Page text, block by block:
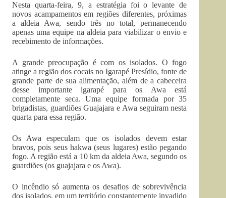
Nesta quarta-feira, 9, a estratégia foi o levante de
novos acampamentos em regiões diferentes, próximas
a aldeia Awa, sendo três no total, permanecendo
apenas uma equipe na aldeia para viabilizar o envio e
recebimento de informações.
A grande preocupação é com os isolados. O fogo
atinge a região dos cocais no Igarapé Presídio, fonte de
grande parte de sua alimentação, além de a cabeceira
desse importante igarapé para os Awa está
completamente seca. Uma equipe formada por 35
brigadistas, guardiões Guajajara e Awa seguiram nesta
quarta para essa região.
Os Awa especulam que os isolados devem estar
bravos, pois seus hakwa (seus lugares) estão pegando
fogo. A região está a 10 km da aldeia Awa, segundo os
guardiões (os guajajara e os Awa).
O incêndio só aumenta os desafios de sobrevivência
dos isolados, em um território constantemente invadido